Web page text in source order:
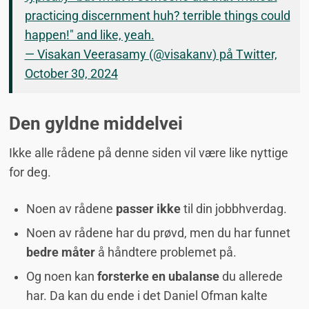
practicing discernment huh? terrible things could
happen!" and like, yeah.
— Visakan Veerasamy (@visakanv) på Twitter,
October 30, 2024
Den gyldne middelvei
Ikke alle rådene på denne siden vil være like nyttige
for deg.
Noen av rådene passer ikketil din jobbhverdag.
Noen av rådene har du prøvd, men du har funnet
bedre måterå håndtere problemet på.
Og noen kan forsterke en ubalansedu allerede
har. Da kan du ende i det Daniel Ofman kalte